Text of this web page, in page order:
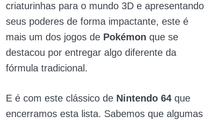
criaturinhas para o mundo 3D e apresentando
seus poderes de forma impactante, este é
mais um dos jogos de Pokémon que se
destacou por entregar algo diferente da
fórmula tradicional.
E é com este clássico de Nintendo 64 que
encerramos esta lista. Sabemos que algumas